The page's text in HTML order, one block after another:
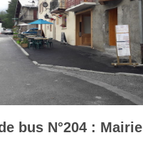
bus N°204 : Mairie